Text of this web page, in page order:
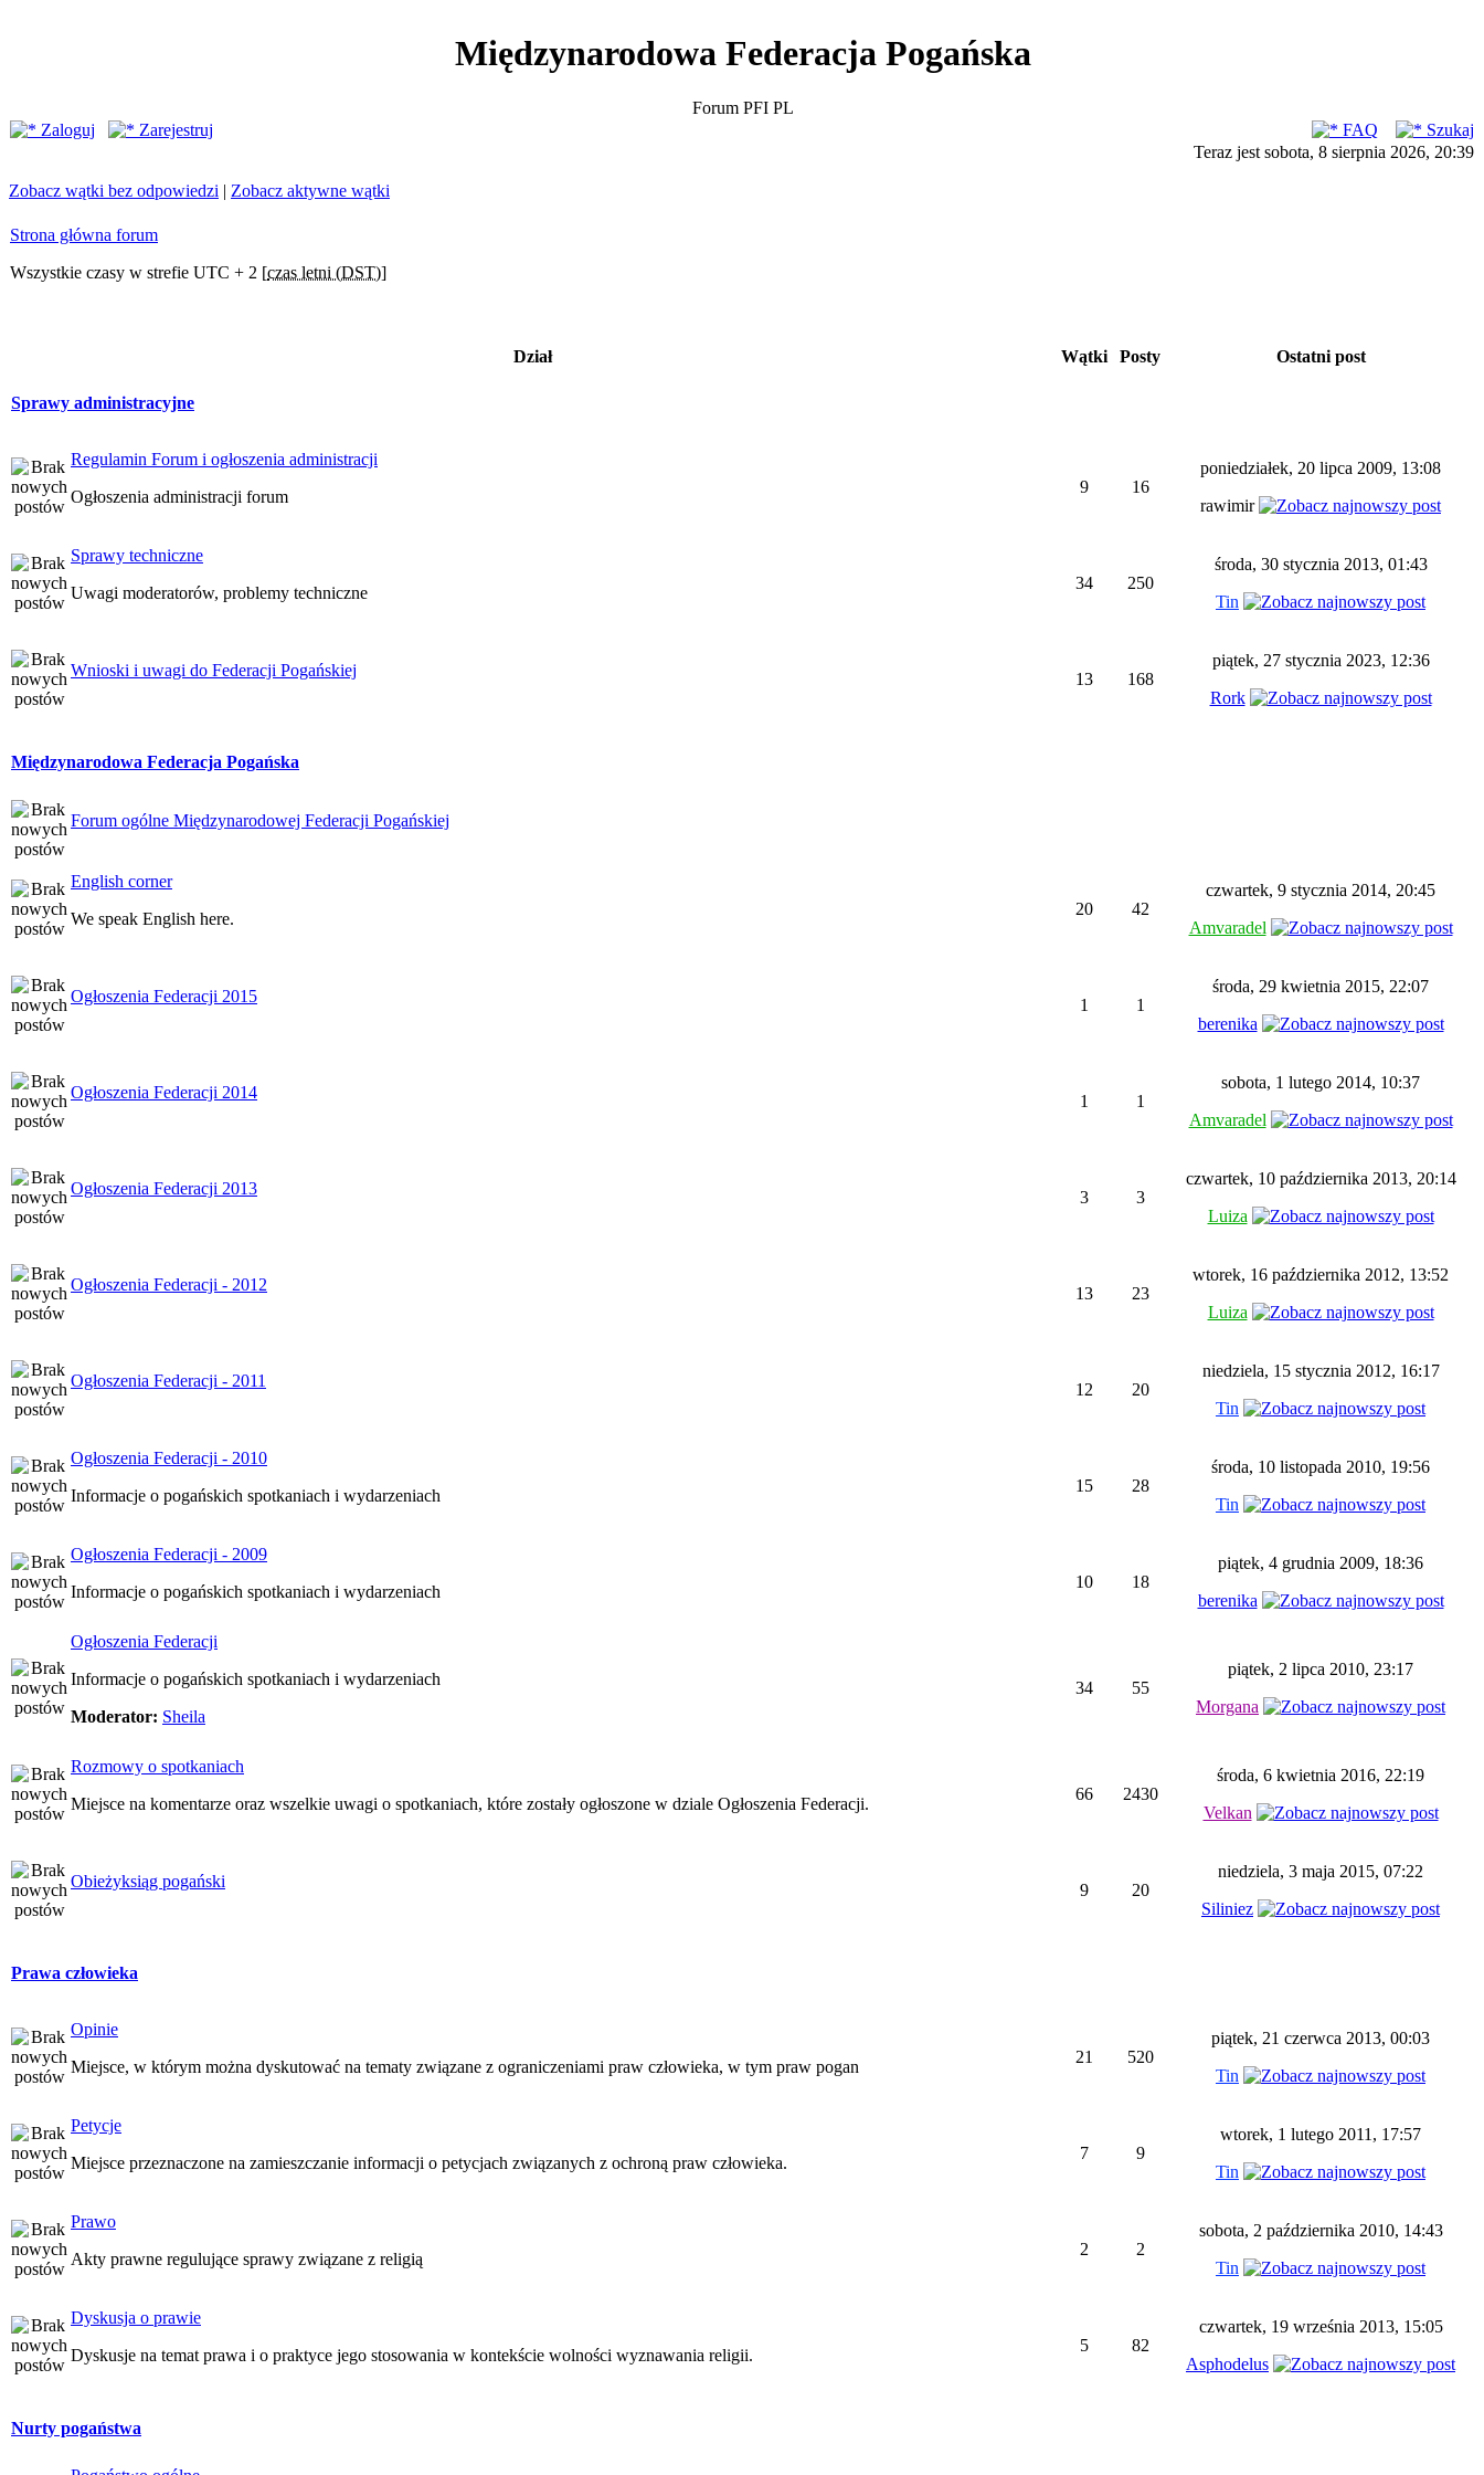
Międzynarodowa Federacja Pogańska
Forum PFI PL
Zaloguj
Zarejestruj FAQ
Szukaj
Teraz jest sobota, 8 sierpnia 2026, 20:39
Zobacz wątki bez odpowiedzi | Zobacz aktywne wątki
Strona główna forum
Wszystkie czasy w strefie UTC + 2 [czas letni (DST)]
Dział Wątki Posty Ostatni post
Sprawy administracyjne
Regulamin Forum i ogłoszenia administracji
Ogłoszenia administracji forum
9 16
poniedziałek, 20 lipca 2009, 13:08
rawimir
Sprawy techniczne
Uwagi moderatorów, problemy techniczne
34 250
środa, 30 stycznia 2013, 01:43
Tin
Wnioski i uwagi do Federacji Pogańskiej 13 168
piątek, 27 stycznia 2023, 12:36
Rork
Międzynarodowa Federacja Pogańska
Forum ogólne Międzynarodowej Federacji Pogańskiej
English corner
We speak English here.
20 42
czwartek, 9 stycznia 2014, 20:45
Amvaradel
Ogłoszenia Federacji 2015 1 1
środa, 29 kwietnia 2015, 22:07
berenika
Ogłoszenia Federacji 2014 1 1
sobota, 1 lutego 2014, 10:37
Amvaradel
Ogłoszenia Federacji 2013 3 3
czwartek, 10 października 2013, 20:14
Luiza
Ogłoszenia Federacji - 2012 13 23
wtorek, 16 października 2012, 13:52
Luiza
Ogłoszenia Federacji - 2011 12 20
niedziela, 15 stycznia 2012, 16:17
Tin
Ogłoszenia Federacji - 2010
Informacje o pogańskich spotkaniach i wydarzeniach
15 28
środa, 10 listopada 2010, 19:56
Tin
Ogłoszenia Federacji - 2009
Informacje o pogańskich spotkaniach i wydarzeniach
10 18
piątek, 4 grudnia 2009, 18:36
berenika
Ogłoszenia Federacji
Informacje o pogańskich spotkaniach i wydarzeniach
Moderator: Sheila
34 55
piątek, 2 lipca 2010, 23:17
Morgana
Rozmowy o spotkaniach
Miejsce na komentarze oraz wszelkie uwagi o spotkaniach, które zostały ogłoszone w dziale Ogłoszenia Federacji.
66 2430
środa, 6 kwietnia 2016, 22:19
Velkan
Obieżyksiąg pogański 9 20
niedziela, 3 maja 2015, 07:22
Siliniez
Prawa człowieka
Opinie
Miejsce, w którym można dyskutować na tematy związane z ograniczeniami praw człowieka, w tym praw pogan
21 520
piątek, 21 czerwca 2013, 00:03
Tin
Petycje
Miejsce przeznaczone na zamieszczanie informacji o petycjach związanych z ochroną praw człowieka.
7 9
wtorek, 1 lutego 2011, 17:57
Tin
Prawo
Akty prawne regulujące sprawy związane z religią
2 2
sobota, 2 października 2010, 14:43
Tin
Dyskusja o prawie
Dyskusje na temat prawa i o praktyce jego stosowania w kontekście wolności wyznawania religii.
5 82
czwartek, 19 września 2013, 15:05
Asphodelus
Nurty pogaństwa